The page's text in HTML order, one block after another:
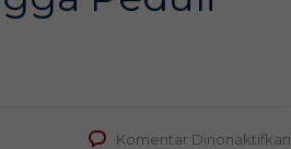
Komentar Dinonaktifkan